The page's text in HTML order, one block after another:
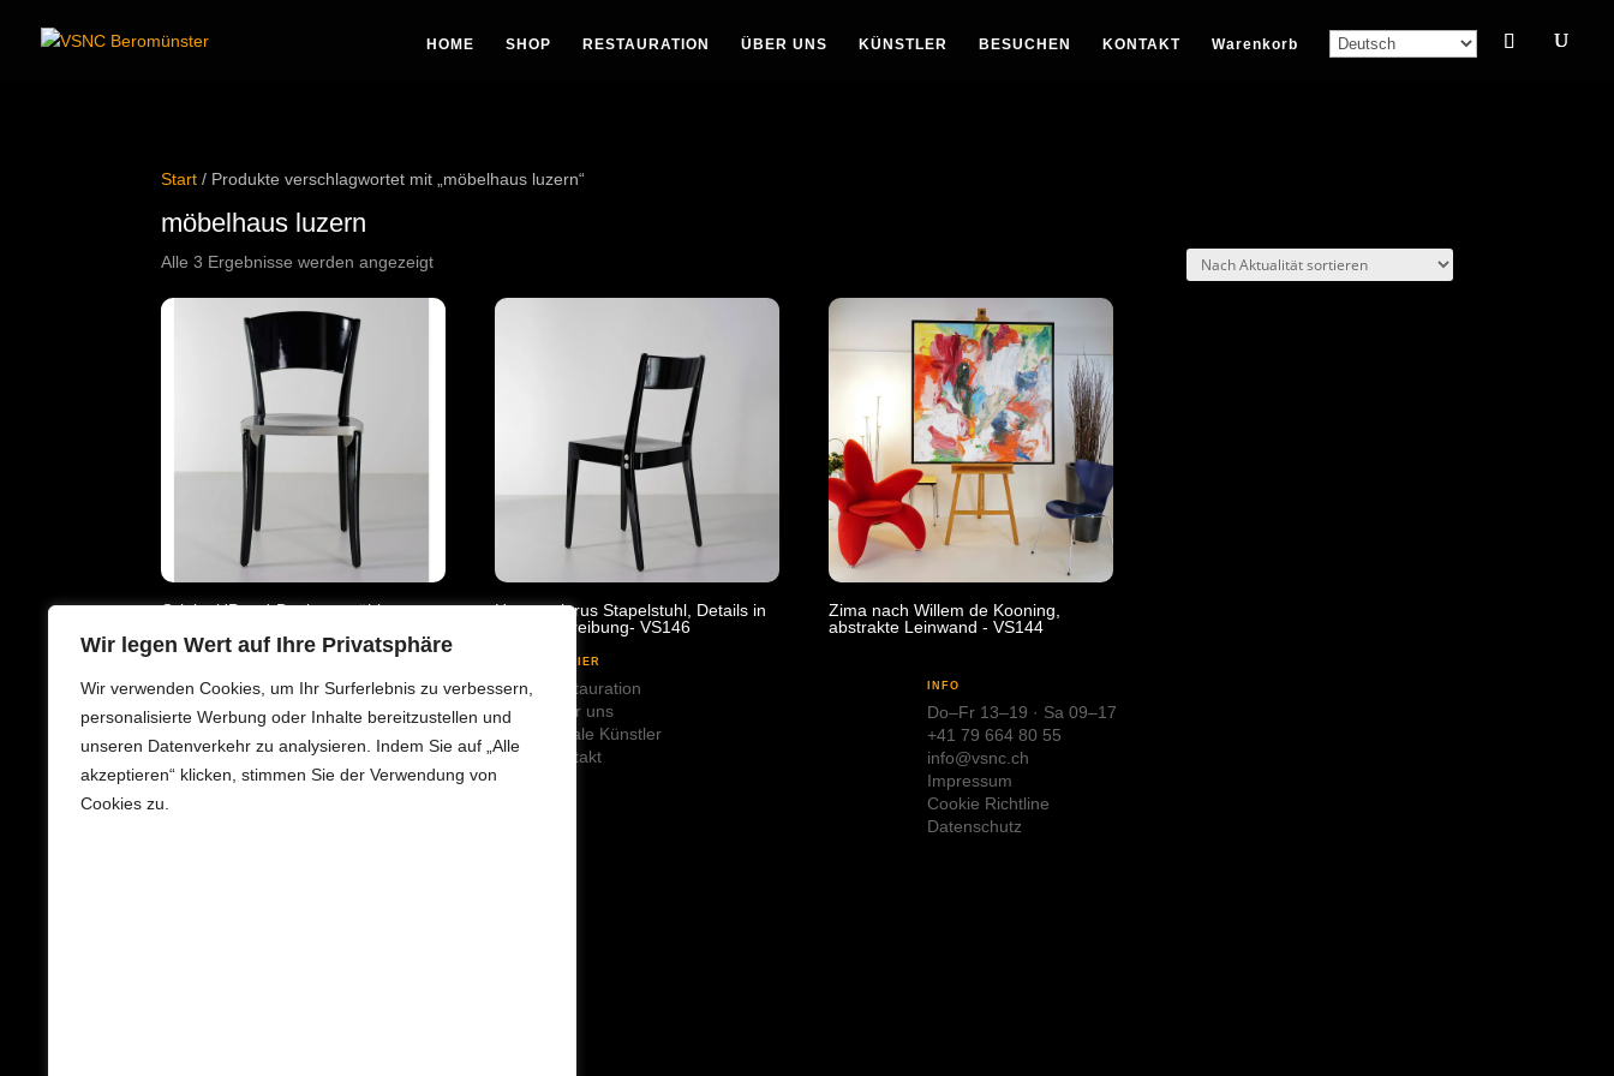
Wir legen Wert auf Ihre Privatsphäre
Wir verwenden Cookies, um Ihr Surferlebnis zu verbessern,
personalisierte Werbung oder Inhalte bereitzustellen und
unseren Datenverkehr zu analysieren. Indem Sie auf „Alle
akzeptieren“ klicken, stimmen Sie der Verwendung von
Cookies zu.
HOME SHOP RESTAURATION ÜBER UNS KÜNSTLER BESUCHEN KONTAKT Warenkorb
Start / Produkte verschlagwortet mit „möbelhaus luzern“
möbelhaus luzern
Alle 3 Ergebnisse werden angezeigtNach
Original 'Paco'-Designerstühle von
Horgenglarus Stapelstuhl, Details in
der Beschreibung- VS146
Zima nach Willem de Kooning,
abstrakte Leinwand - VS144
Vintage · Design · Restauration —
Centralstrasse 14, 6215 Beromünster, Schweiz.
ATELIER
Restauration
Über uns
Lokale Künstler
Kontakt
INFO
Do–Fr 13–19 · Sa 09–17
+41 79 664 80 55
info@vsnc.ch
Impressum
Cookie Richtline
Datenschutz